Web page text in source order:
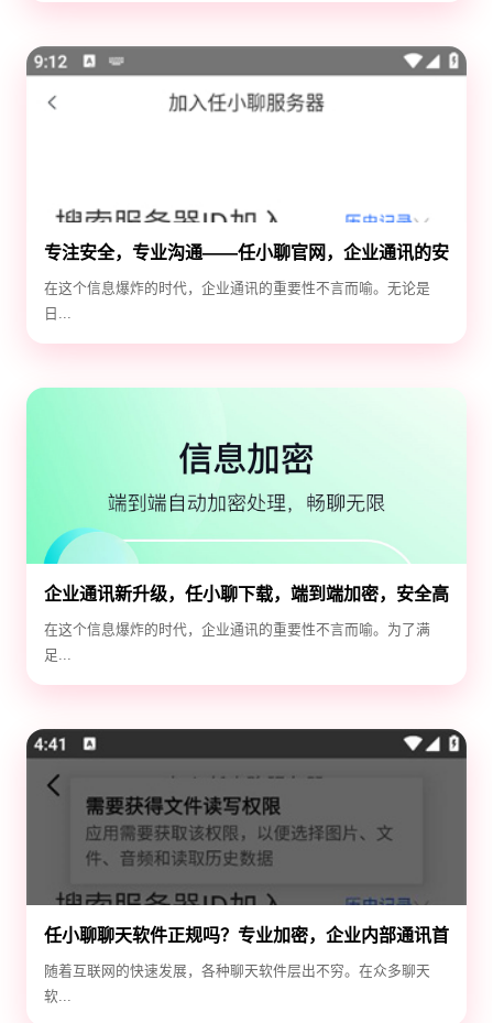
专注安全，专业沟通——任小聊官网，企业通讯的安
全守护神
在这个信息爆炸的时代，企业通讯的重要性不言而喻。无论是
日...
企业通讯新升级，任小聊下载，端到端加密，安全高
效！
在这个信息爆炸的时代，企业通讯的重要性不言而喻。为了满
足...
任小聊聊天软件正规吗？专业加密，企业内部通讯首
选！
随着互联网的快速发展，各种聊天软件层出不穷。在众多聊天
软...